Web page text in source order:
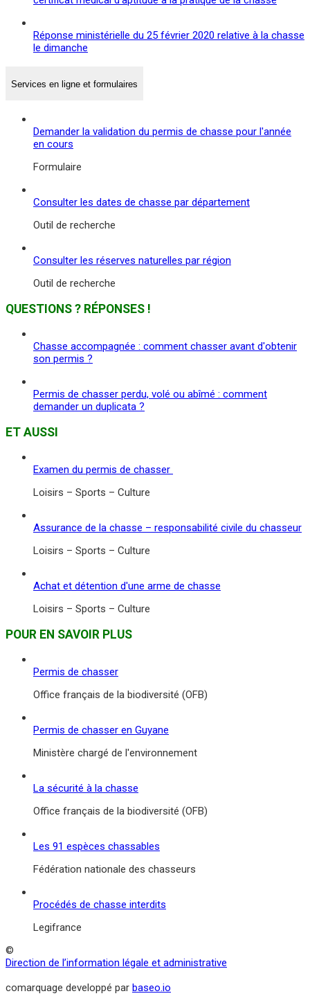
Réponse ministérielle du 25 février 2020 relative à la chasse
le dimanche
Services en ligne et formulaires
Demander la validation du permis de chasse pour l'année
en cours
Formulaire
Consulter les dates de chasse par département
Outil de recherche
Consulter les réserves naturelles par région
Outil de recherche
QUESTIONS ? RÉPONSES !
Chasse accompagnée : comment chasser avant d'obtenir
son permis ?
Permis de chasser perdu, volé ou abîmé : comment
demander un duplicata ?
ET AUSSI
Examen du permis de chasser
Loisirs – Sports – Culture
Assurance de la chasse – responsabilité civile du chasseur
Loisirs – Sports – Culture
Achat et détention d'une arme de chasse
Loisirs – Sports – Culture
POUR EN SAVOIR PLUS
Permis de chasser
Office français de la biodiversité (OFB)
Permis de chasser en Guyane
Ministère chargé de l'environnement
La sécurité à la chasse
Office français de la biodiversité (OFB)
Les 91 espèces chassables
Fédération nationale des chasseurs
Procédés de chasse interdits
Legifrance
©
Direction de l’information légale et administrative
comarquage developpé par baseo.io